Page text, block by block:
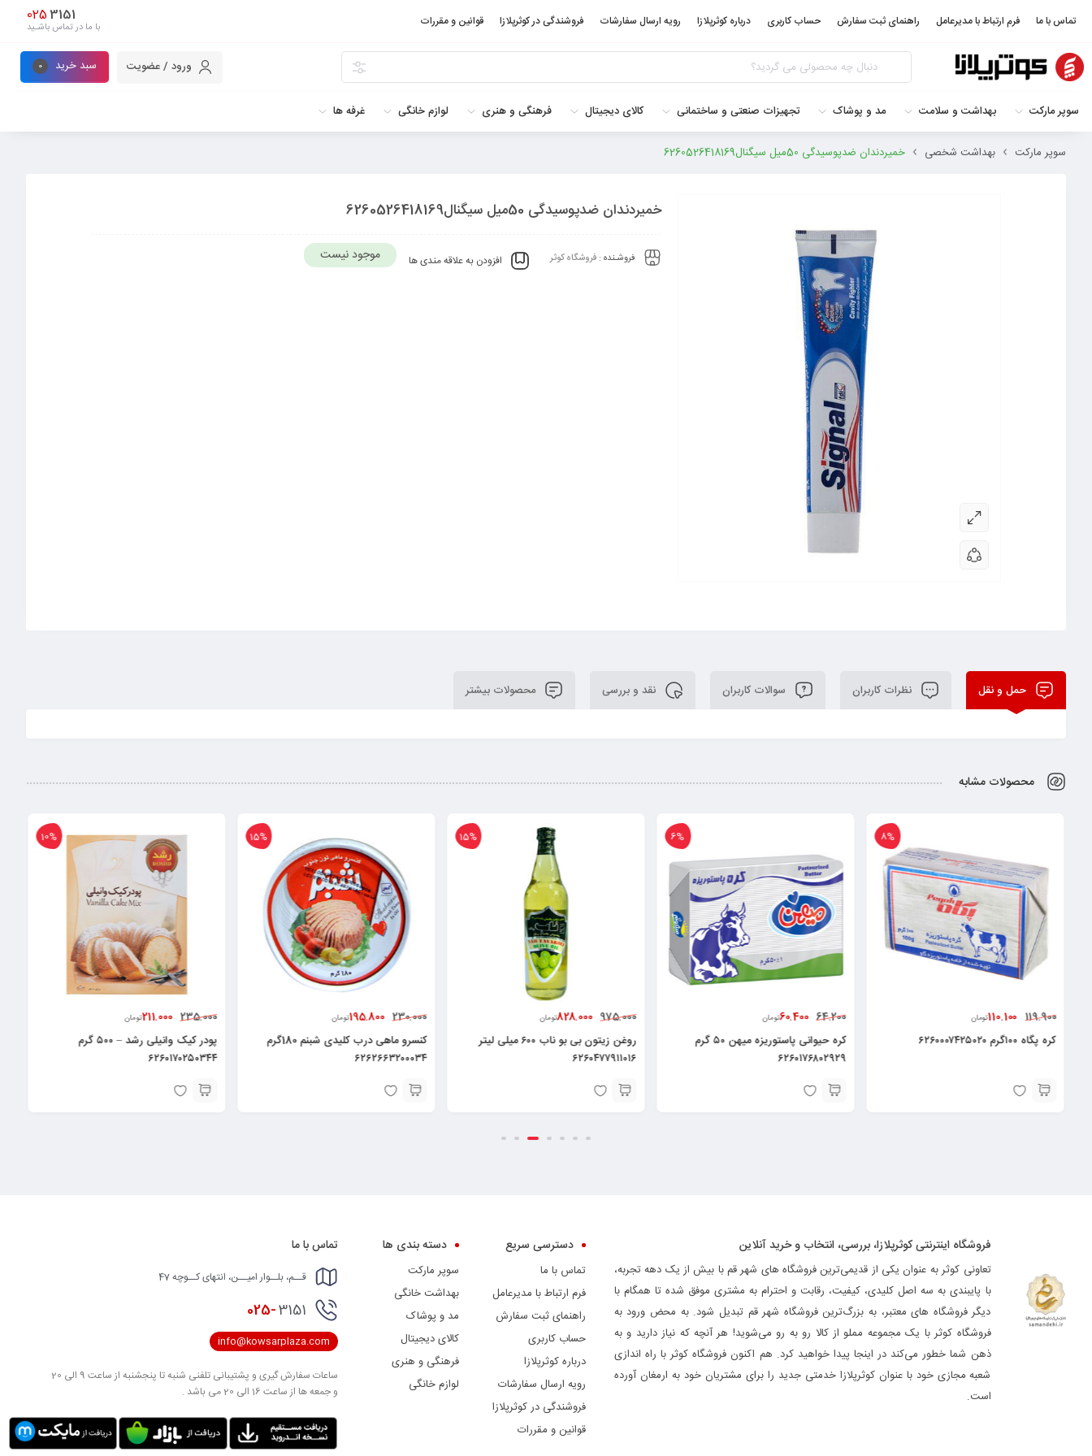
تماس با ما فرم ارتباط با مدیرعامل راهنمای ثبت سفارش حساب کاربری درباره کوثرپلازا رویه ارسال سفارشات فروشندگی در کوثرپلازا قوانین و مقررات 3151
025
با ما در تماس باشـید
ورود / عضویت سبد خرید 0
سوپر مارکت بهداشت و سلامت مد و پوشاک تجهیزات صنعتی و ساختمانی کالای دیجیتال فرهنگی و هنری لوازم خانگی غرفه ها
سوپر مارکت بهداشت شخصی خمیردندان ضدپوسیدگی 50میل سیگنال6260526418169
خمیردندان ضدپوسیدگی 50میل سیگنال6260526418169
فروشـنده : فروشگاه کوثر افزودن به علاقه مندی ها موجود نیست
حمل و نقل نظرات کاربران سوالات کاربران نقد و بررسی محصولات بیشتر
محصولات مشابه
8%
119.900
110.100تومان
کره پگاه ۱۰۰گرم ۶۲۶۰۰۰۷۴۲۵۰۲۰
6%
64.200
60.400تومان
کره حیوانی پاستوریزه میهن ۵۰ گرم
۶۲۶۰۱۷۶۸۰۲۹۲۹
15%
975.000
828.000تومان
روغن زیتون بی بو ناب ۶۰۰ میلی لیتر
۶۲۶۰۴۷۷۹۱۱۰۱۶
15%
230.000
195.800تومان
کنسرو ماهی درب کلیدی شبنم 180گرم
۶۲۶۲۶۶۳۲۰۰۰۳۴
10%
235.000
211.000تومان
پودر کیک وانیلی رشد – ۵۰۰ گرم
۶۲۶۰۱۷۰۲۵۰۳۴۴
فروشگاه اینترنتی کوثرپلازا، بررسی، انتخاب و خرید آنلاین
تعاونی کوثر به عنوان یکی از قدیمی‌ترین فروشگاه های شهر قم با بیش از یک دهه تجربه،
با پایبندی به سه اصل کلیدی، کیفیت، رقابت و احترام به مشتری موفق شده تا همگام با
دیگر فروشگاه های معتبر، به بزرگ‌ترین فروشگاه شهر قم تبدیل شود. به محض ورود به
فروشگاه کوثر با یک مجموعه مملو از کالا رو به رو می‌شوید! هر آنچه که نیاز دارید و به
ذهن شما خطور می‌کند در اینجا پیدا خواهید کرد. هم اکنون فروشگاه کوثر با راه اندازی
شعبه مجازی خود با عنوان کوثرپلازا خدمتی جدید را برای مشتریان خود به ارمغان آورده
است.
دسترسی سریع
تماس با ما
فرم ارتباط با مدیرعامل
راهنمای ثبت سفارش
حساب کاربری
درباره کوثرپلازا
رویه ارسال سفارشات
فروشندگی در کوثرپلازا
قوانین و مقررات
دسته بندی ها
سوپر مارکت
بهداشت خانگی
مد و پوشاک
کالای دیجیتال
فرهنگی و هنری
لوازم خانگی
تماس با ما
قــم، بلــوار امیــن، انتهای کــوچه 47
025-3151
info@kowsarplaza.com
ساعات سفارش گیری و پشتیبانی تلفنی شنبه تا پنجشنبه از ساعت 9 الی 20
و جمعه ها از ساعت 16 الی 20 می باشد .